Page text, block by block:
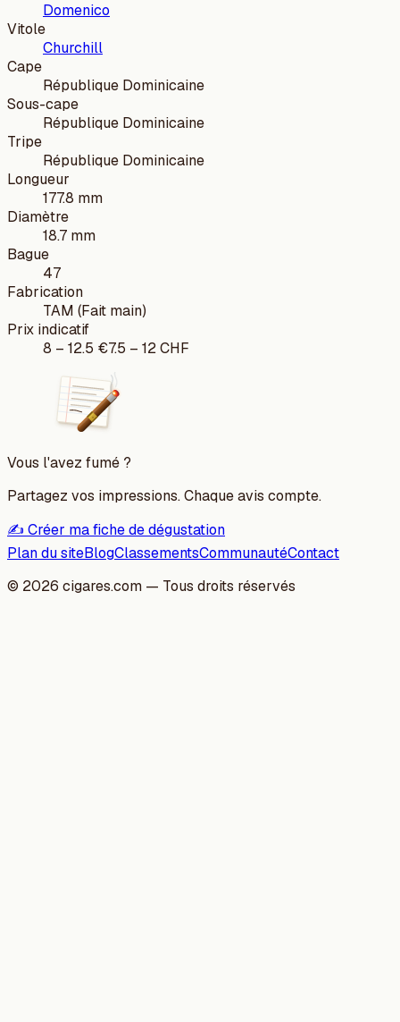
Domenico
Vitole
Churchill
Cape
République Dominicaine
Sous-cape
République Dominicaine
Tripe
République Dominicaine
Longueur
177.8 mm
Diamètre
18.7 mm
Bague
47
Fabrication
TAM (Fait main)
Prix indicatif
8 – 12.5 €7.5 – 12CHF
Vous l'avez fumé ?
Partagez vos impressions. Chaque avis compte.
✍️ Créer ma fiche de dégustation
Plan du siteBlogClassementsCommunautéContact
© 2026 cigares.com — Tous droits réservés